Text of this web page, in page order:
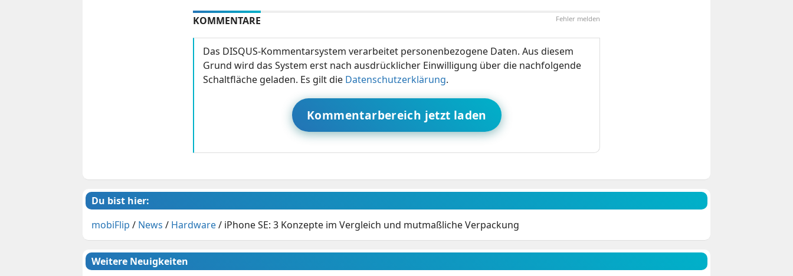
Fehler melden
KOMMENTARE
Das DISQUS-Kommentarsystem verarbeitet personenbezogene Daten. Aus diesem
Grund wird das System erst nach ausdrücklicher Einwilligung über die nachfolgende
Schaltfläche geladen. Es gilt die Datenschutzerklärung.
Kommentarbereich jetzt laden
Du bist hier:
mobiFlip / News / Hardware/ iPhone SE: 3 Konzepte im Vergleich und mutmaßliche Verpackung
Weitere Neuigkeiten